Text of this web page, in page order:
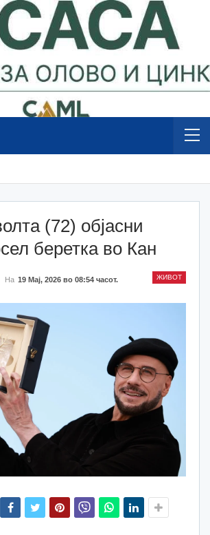
(72) објасни
беретка во Кан
ЖИВОТ
На 19 Мај, 2026 во 08:54 часот.